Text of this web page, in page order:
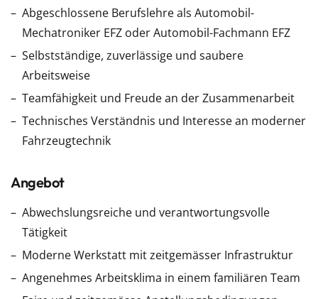
Abgeschlossene Berufslehre als Automobil-
Mechatroniker EFZ oder Automobil-Fachmann EFZ
Selbstständige, zuverlässige und saubere
Arbeitsweise
Teamfähigkeit und Freude an der Zusammenarbeit
Technisches Verständnis und Interesse an moderner
Fahrzeugtechnik
Angebot
Abwechslungsreiche und verantwortungsvolle
Tätigkeit
Moderne Werkstatt mit zeitgemässer Infrastruktur
Angenehmes Arbeitsklima in einem familiären Team